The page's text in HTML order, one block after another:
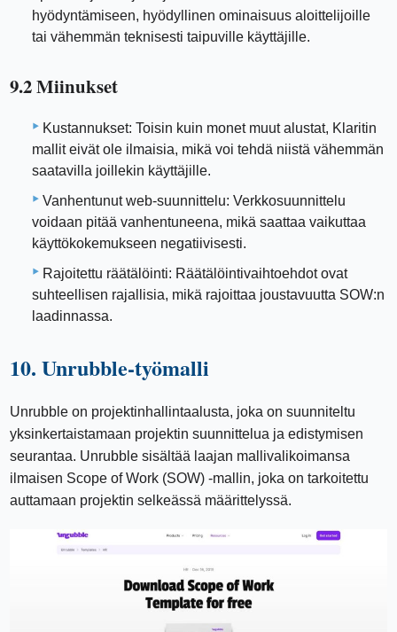
hyödyntämiseen, hyödyllinen ominaisuus aloittelijoille
tai vähemmän teknisesti taipuville käyttäjille.
9.2 Miinukset
Kustannukset: Toisin kuin monet muut alustat, Klaritin
mallit eivät ole ilmaisia, mikä voi tehdä niistä vähemmän
saatavilla joillekin käyttäjille.
Vanhentunut web-suunnittelu: Verkkosuunnittelu
voidaan pitää vanhentuneena, mikä saattaa vaikuttaa
käyttökokemukseen negatiivisesti.
Rajoitettu räätälöinti: Räätälöintivaihtoehdot ovat
suhteellisen rajallisia, mikä rajoittaa joustavuutta SOW:n
laadinnassa.
10. Unrubble-työmalli
Unrubble on projektinhallintaalusta, joka on suunniteltu
yksinkertaistamaan projektin suunnittelua ja edistymisen
seurantaa. Unrubble sisältää laajan mallivalikoimansa
ilmaisen Scope of Work (SOW) -mallin, joka on tarkoitettu
auttamaan projektin selkeässä määrittelyssä.